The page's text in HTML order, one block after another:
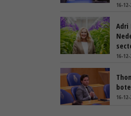
16-12-
Adri
16-12-
16-12-